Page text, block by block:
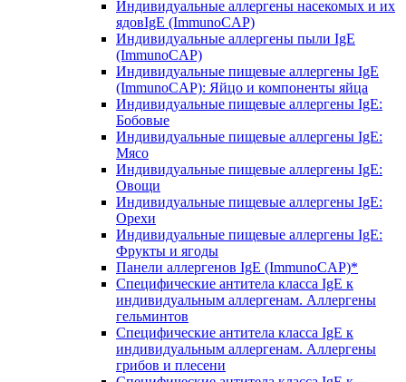
Индивидуальные аллергены насекомых и их
ядовIgE (ImmunoCAP)
Индивидуальные аллергены пыли IgE
(ImmunoCAP)
Индивидуальные пищевые аллергены IgE
(ImmunoCAP): Яйцо и компоненты яйца
Индивидуальные пищевые аллергены IgE:
Бобовые
Индивидуальные пищевые аллергены IgE:
Мясо
Индивидуальные пищевые аллергены IgE:
Овощи
Индивидуальные пищевые аллергены IgE:
Орехи
Индивидуальные пищевые аллергены IgE:
Фрукты и ягоды
Панели аллергенов IgE (ImmunoCAP)*
Специфические антитела класса IgE к
индивидуальным аллергенам. Аллергены
гельминтов
Специфические антитела класса IgE к
индивидуальным аллергенам. Аллергены
грибов и плесени